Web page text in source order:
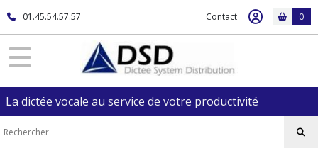
01.45.54.57.57 Contact 0
La dictée vocale au service de votre productivité